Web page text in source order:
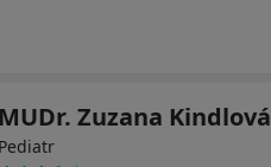
MUDr. Zuzana Kindlová
Pediatr